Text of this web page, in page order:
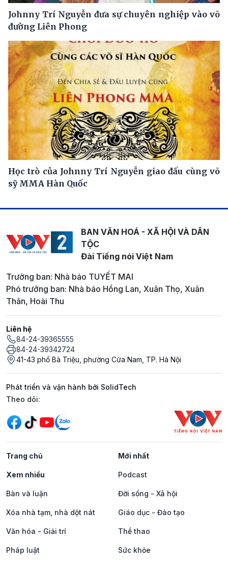
Johnny Trí Nguyễn đưa sự chuyên nghiệp vào võ
đường Liên Phong
Học trò của Johnny Trí Nguyễn giao đấu cùng võ
sỹ MMA Hàn Quốc
BAN VĂN HOÁ - XÃ HỘI VÀ DÂN
TỘC
Đài Tiếng nói Việt Nam
Trưởng ban: Nhà báo TUYẾT MAI
Phó trưởng ban: Nhà báo Hồng Lan, Xuân Thọ, Xuân
Thân, Hoài Thu
Liên hệ
84-24-39365555
84-24-39342724
41-43 phố Bà Triệu, phường Cửa Nam, TP. Hà Nội
Phát triển và vận hành bởi SolidTech
Mạng xã hội
Theo dõi:
Trang chủ Mới nhất
Xem nhiều Podcast
Bàn và luận Đời sống - Xã hội
Xóa nhà tạm, nhà dột nát Giáo dục - Đào tạo
Văn hóa - Giải trí Thể thao
Pháp luật Sức khỏe